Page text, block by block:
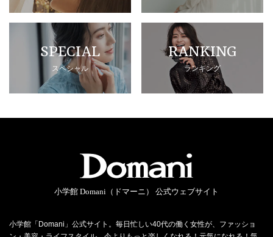
SPECIAL
スペシャル
RANKING
ランキング
小学館 Domani（ドマーニ） 公式ウェブサイト
小学館「Domani」公式サイト。毎日忙しい40代の働く女性が、ファッショ